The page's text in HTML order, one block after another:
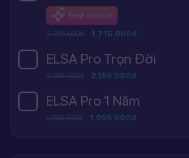
Best choice
2.745.000đ 1.716.000đ
ELSA Pro Trọn Đời
3.395.000đ 2.195.000đ
ELSA Pro 1 Năm
1.595.000đ 1.095.000đ